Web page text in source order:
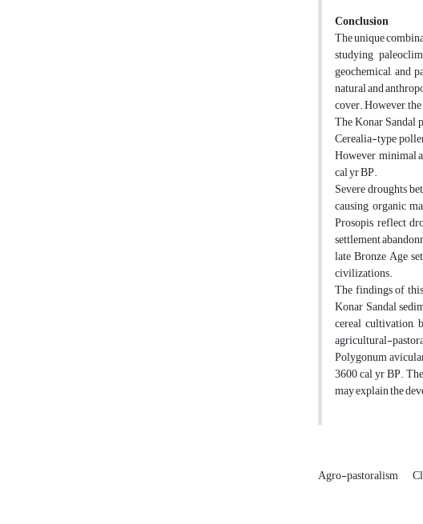
Conclusion
The unique
studying
geochemical, and
natural and
cover. However,
The Konar Sandal
Cerealia-type
However, minimal
cal yr BP.
Severe droughts
causing organic
Prosopis, reflect
settlement
late Bronze Age
civilizations.
The findings of
Konar Sandal
cereal cultivation,
agricultural-
Polygonum
3600 cal yr BP.
may explain the
Agro-pastoralism